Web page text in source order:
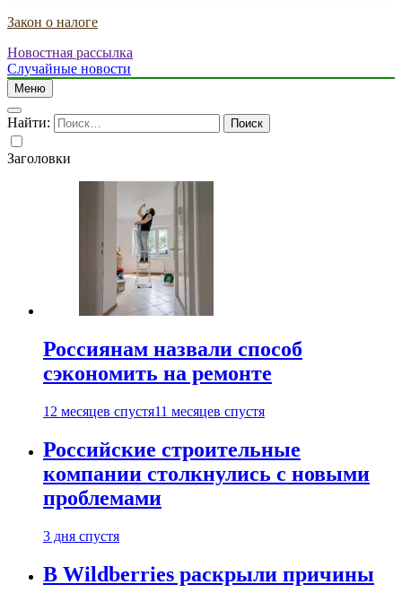
Закон о налоге
Новостная рассылка
Случайные новости
Меню
Найти:
Заголовки
Россиянам назвали способ
сэкономить на ремонте
12 месяцев спустя11 месяцев спустя
Российские строительные
компании столкнулись с новыми
проблемами
3 дня спустя
В Wildberries раскрыли причины